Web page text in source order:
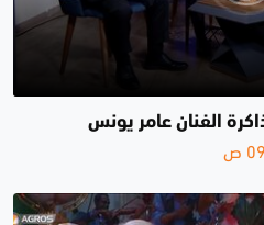
الفنان عامر يونس